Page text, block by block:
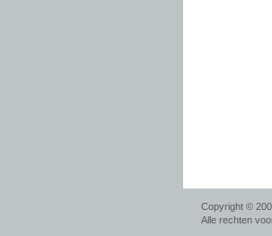
Copyright ©
Alle rechten